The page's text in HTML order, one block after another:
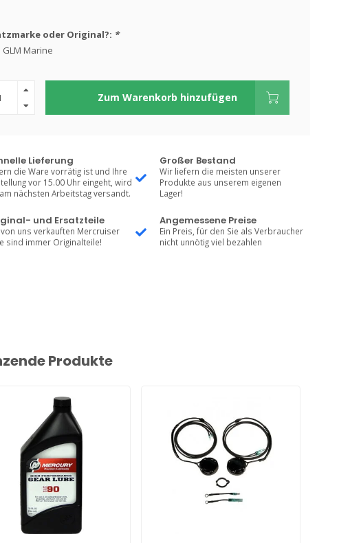
oder Original?: *
GLM Marine
Zum Warenkorb hinzufügen
Lieferung
die Ware vorrätig ist und Ihre
vor 15.00 Uhr eingeht, wird
nächsten Arbeitstag versandt.
Großer Bestand
Wir liefern die meisten unserer
Produkte aus unserem eigenen
Lager!
und Ersatzteile
uns verkauften Mercruiser
sind immer Originalteile!
Angemessene Preise
Ein Preis, für den Sie als Verbraucher
nicht unnötig viel bezahlen
Produkte